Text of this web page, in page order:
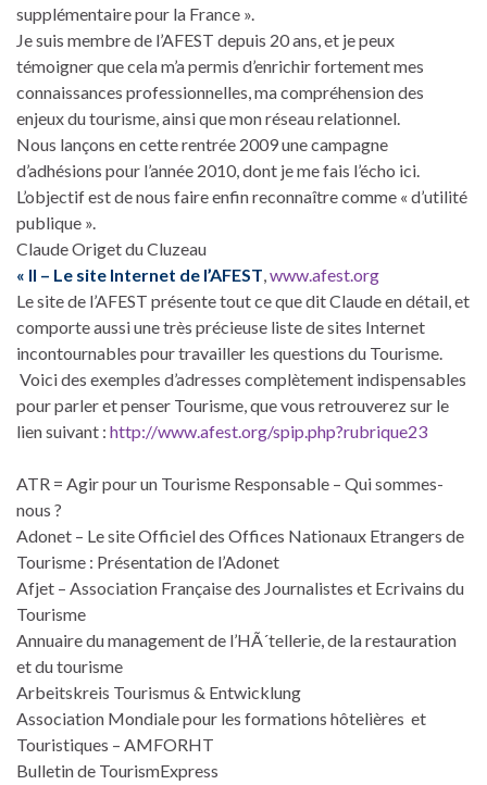
supplémentaire pour la France ».
Je suis membre de l’AFEST depuis 20 ans, et je peux
témoigner que cela m’a permis d’enrichir fortement mes
connaissances professionnelles, ma compréhension des
enjeux du tourisme, ainsi que mon réseau relationnel.
Nous lançons en cette rentrée 2009 une campagne
d’adhésions pour l’année 2010, dont je me fais l’écho ici.
L’objectif est de nous faire enfin reconnaître comme « d’utilité
publique ».
Claude Origet du Cluzeau
« II – Le site Internet de l’AFEST,www.afest.org
Le site de l’AFEST présente tout ce que dit Claude en détail, et
comporte aussi une très précieuse liste de sites Internet
incontournables pour travailler les questions du Tourisme.
Voici des exemples d’adresses complètement indispensables
pour parler et penser Tourisme, que vous retrouverez sur le
lien suivant : http://www.afest.org/spip.php?rubrique23
ATR = Agir pour un Tourisme Responsable – Qui sommes-
nous ?
Adonet – Le site Officiel des Offices Nationaux Etrangers de
Tourisme : Présentation de l’Adonet
Afjet – Association Française des Journalistes et Ecrivains du
Tourisme
Annuaire du management de l’HÃ´tellerie, de la restauration
et du tourisme
Arbeitskreis Tourismus & Entwicklung
Association Mondiale pour les formations hôtelières et
Touristiques – AMFORHT
Bulletin de TourismExpress